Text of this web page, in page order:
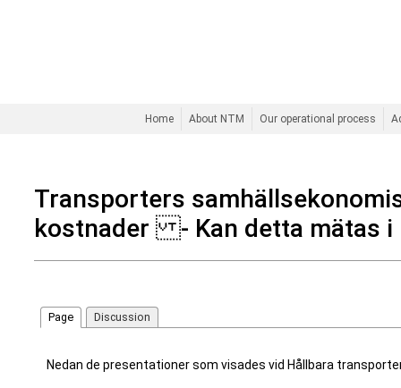
Home About NTM Our operational process
Transporters
kostnader - Kan detta mätas i
Page Discussion
Nedan de presentationer som visades vid Hållbara